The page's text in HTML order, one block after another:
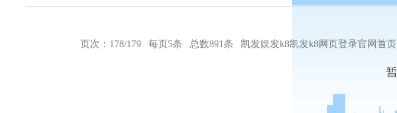
页次：178/179 每页5条 总数891条 凯发娱发k8凯发k8网页登录官网首页